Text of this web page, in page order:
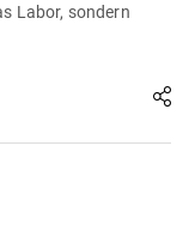
Labor, sondern